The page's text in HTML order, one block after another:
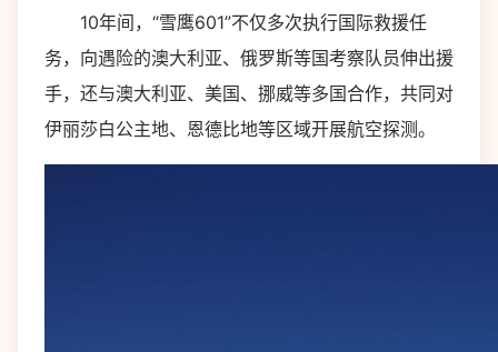
10年间，“雪鹰601”不仅多次执行国际救援任
务，向遇险的澳大利亚、俄罗斯等国考察队员伸出援
手，还与澳大利亚、美国、挪威等多国合作，共同对
伊丽莎白公主地、恩德比地等区域开展航空探测。